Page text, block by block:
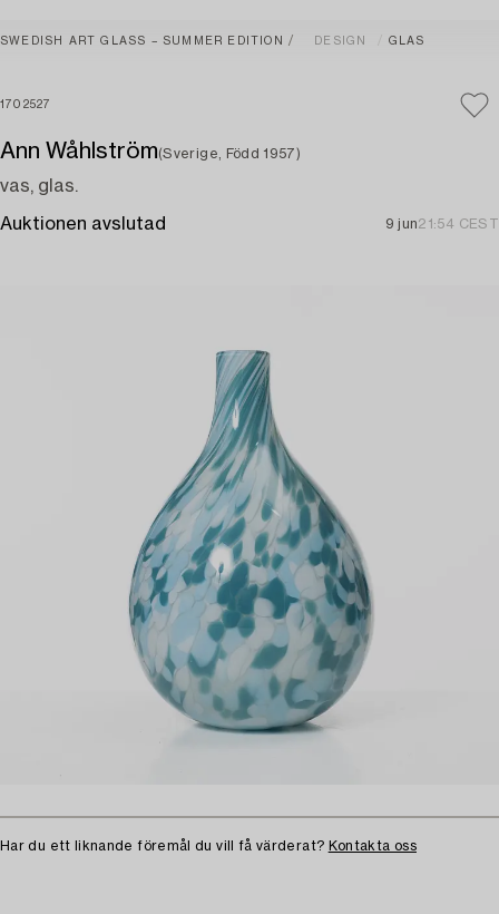
SWEDISH ART GLASS – SUMMER EDITION DESIGN GLAS
1702527
Ann Wåhlström(Sverige, Född 1957)
vas, glas.
Auktionen avslutad 9 jun21:54 CEST
Har du ett liknande föremål du vill få värderat? Kontakta oss